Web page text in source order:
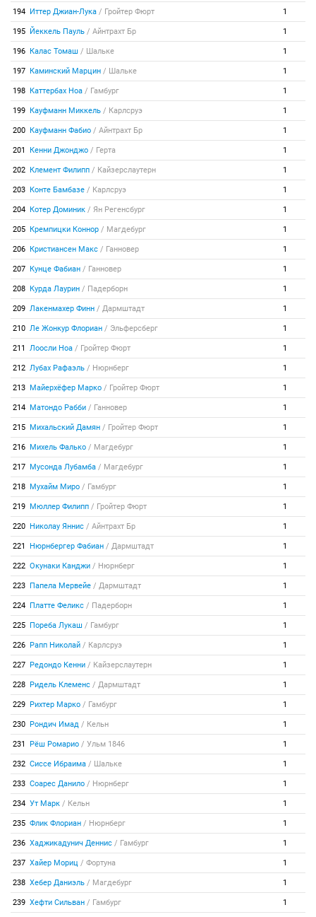
194 Иттер Джиан-Лука / Гройтер Фюрт 1
195 Йеккель Пауль / Айнтрахт Бр 1
196 Калас Томаш / Шальке 1
197 Каминский Марцин / Шальке 1
198 Каттербах Ноа / Гамбург 1
199 Кауфманн Миккель / Карлсруэ 1
200 Кауфманн Фабио / Айнтрахт Бр 1
201 Кенни Джонджо / Герта 1
202 Клемент Филипп / Кайзерслаутерн 1
203 Конте Бамбазе / Карлсруэ 1
204 Котер Доминик / Ян Регенсбург 1
205 Кремпицки Коннор / Магдебург 1
206 Кристиансен Макс / Ганновер 1
207 Кунце Фабиан / Ганновер 1
208 Курда Лаурин / Падерборн 1
209 Лакенмахер Финн / Дармштадт 1
210 Ле Жонкур Флориан / Эльферсберг 1
211 Лоосли Ноа / Гройтер Фюрт 1
212 Лубах Рафаэль / Нюрнберг 1
213 Майерхёфер Марко / Гройтер Фюрт 1
214 Матондо Рабби / Ганновер 1
215 Михальский Дамян / Гройтер Фюрт 1
216 Михель Фалько / Магдебург 1
217 Мусонда Лубамба / Магдебург 1
218 Мухайм Миро / Гамбург 1
219 Мюллер Филипп / Гройтер Фюрт 1
220 Николау Яннис / Айнтрахт Бр 1
221 Нюрнбергер Фабиан / Дармштадт 1
222 Окунаки Канджи / Нюрнберг 1
223 Папела Мервейе / Дармштадт 1
224 Платте Феликс / Падерборн 1
225 Пореба Лукаш / Гамбург 1
226 Рапп Николай / Карлсруэ 1
227 Редондо Кенни / Кайзерслаутерн 1
228 Ридель Клеменс / Дармштадт 1
229 Рихтер Марко / Гамбург 1
230 Рондич Имад / Кельн 1
231 Рёш Ромарио / Ульм 1846 1
232 Сиссе Ибраима / Шальке 1
233 Соарес Данило / Нюрнберг 1
234 Ут Марк / Кельн 1
235 Флик Флориан / Нюрнберг 1
236 Хаджикадунич Деннис / Гамбург 1
237 Хайер Мориц / Фортуна 1
238 Хебер Даниэль / Магдебург 1
239 Хефти Сильван / Гамбург 1